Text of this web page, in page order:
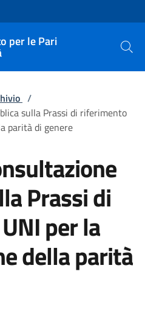
per le Pari
Cerca
/
sulla Prassi di riferimento
parità di genere
Prassi di
per la
della parità